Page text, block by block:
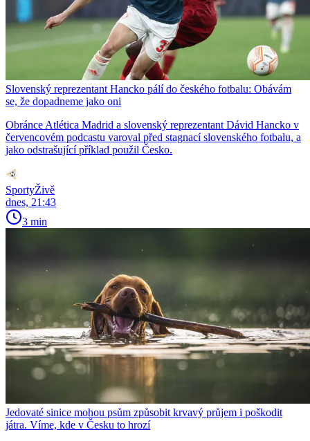
Slovenský reprezentant Hancko pálí do českého fotbalu: Obávám
se, že dopadneme jako oni
Obránce Atlética Madrid a slovenský reprezentant Dávid Hancko v
červencovém podcastu varoval před stagnací slovenského fotbalu, a
jako odstrašující příklad použil Česko.
SportyŽivě
dnes, 21:43
3 min
Jedovaté sinice mohou psům způsobit krvavý průjem i poškodit
játra. Víme, kde v Česku to hrozí